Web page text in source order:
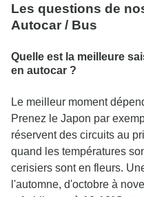
Les questions de
Autocar / Bus
Quelle est la meilleure
en autocar ?
Le meilleur moment
Prenez le Japon par
réservent des circuits au
quand les températures
cerisiers sont en fleurs.
l'automne, d'octobre à